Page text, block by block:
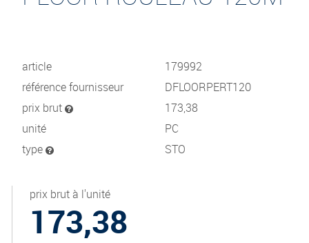
article
179992
référence fournisseur
DFLOORPERT120
prix brut
173,38
unité
PC
type
STO
prix brut à l'unité
173,38